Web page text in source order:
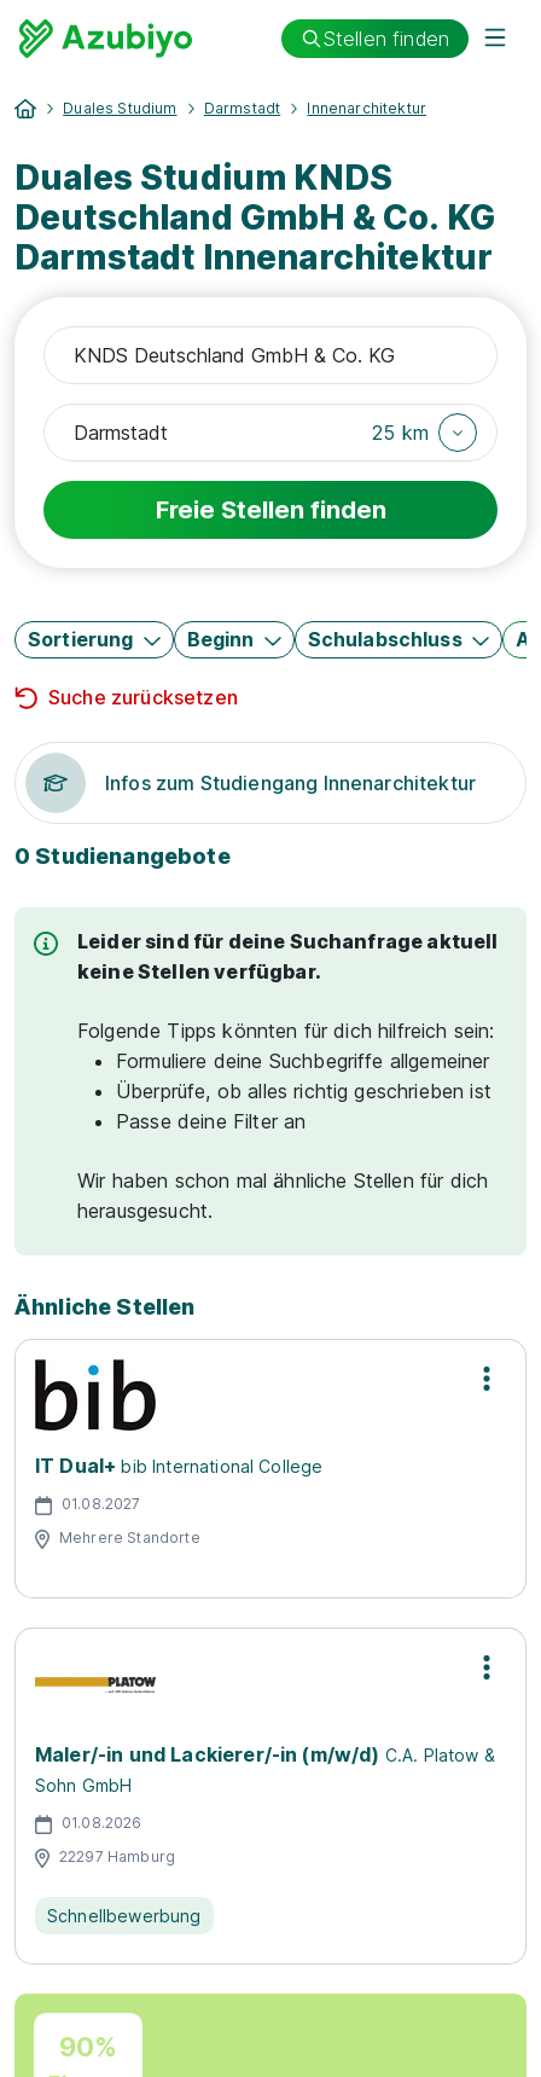
Stellen finden
Duales Studium Darmstadt Innenarchitektur
Duales Studium KNDS
Deutschland GmbH & Co. KG
Darmstadt Innenarchitektur
25 km
Freie Stellen finden
Sortierung Beginn Schulabschluss
Suche zurücksetzen
Infos zum Studiengang Innenarchitektur
0 Studienangebote
Leider sind für deine Suchanfrage aktuell
keine Stellen verfügbar.
Folgende Tipps könnten für dich hilfreich sein:
Formuliere deine Suchbegriffe allgemeiner
Überprüfe, ob alles richtig geschrieben ist
Passe deine Filter an
Wir haben schon mal ähnliche Stellen für dich
herausgesucht.
Ähnliche Stellen
IT Dual+ bib International College
01.08.2027
Mehrere Standorte
Maler/-in und Lackierer/-in (m/w/d) C.A. Platow &
Sohn GmbH
01.08.2026
22297 Hamburg
Schnellbewerbung
90%